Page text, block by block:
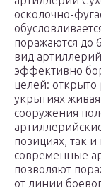
осколочно-
поражаются до
вид
эффективно
целей: открыто
укрытиях
сооружения
позициях, так
современные
позво­ляют
от линии